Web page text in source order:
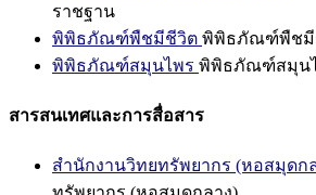
ราชฐาน
พิพิธภัณฑ์พืชมีชีวิต พิพิธภัณฑ์พืชมี
พิพิธภัณฑ์สมุนไพร พิพิธภัณฑ์สมุน
สารสนเทศและการสื่อสาร
สำนักงานวิทยทรัพยากร (หอสมุดก